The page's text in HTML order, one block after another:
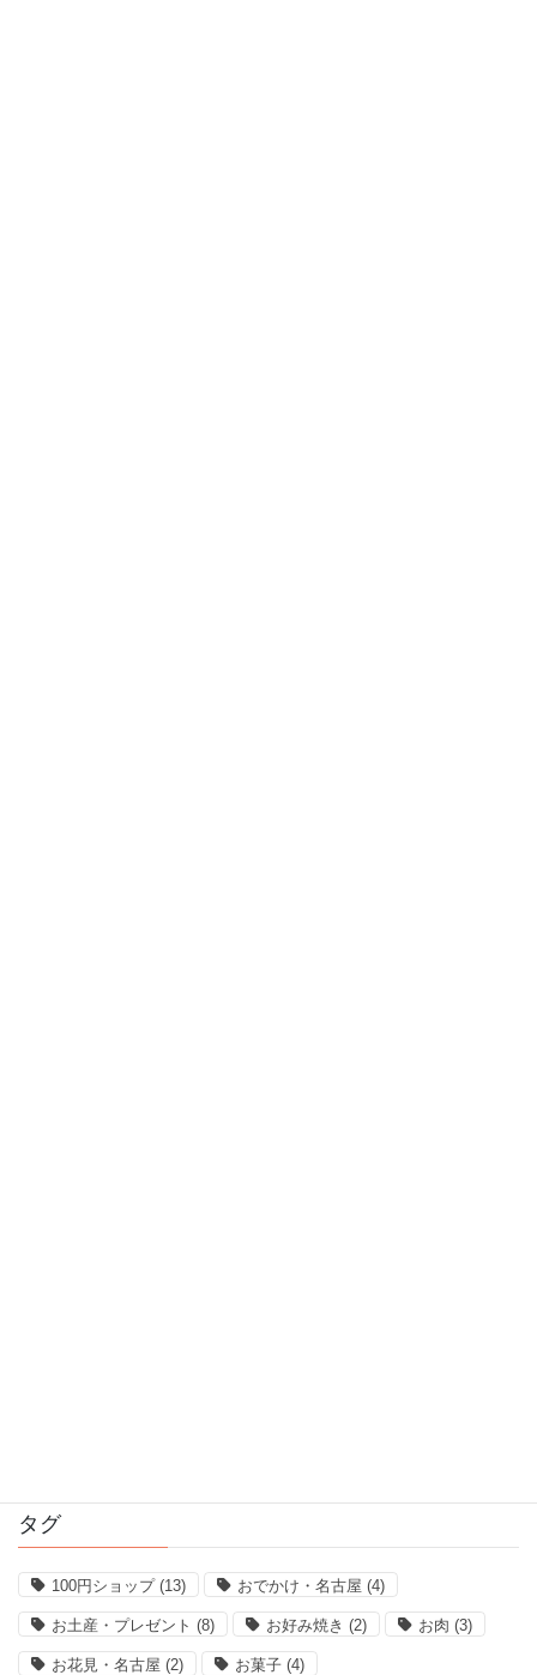
タグ
100円ショップ(13) おでかけ・名古屋 (4)
お土産・プレゼント (8) お好み焼き (2) お肉 (3)
お花見・名古屋 (2) お菓子 (4)